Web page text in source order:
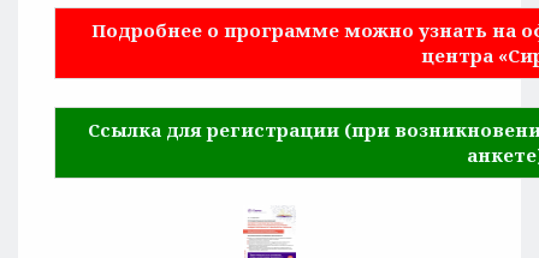
Подробнее о программе можно узнать на
центра
Ссылка для регистрации (при